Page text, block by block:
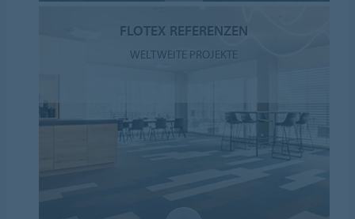
FLOTEX REFERENZEN
WELTWEITE PROJEKTE